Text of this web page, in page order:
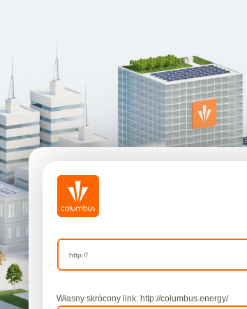
Własny skrócony link: http://columbus.energy/